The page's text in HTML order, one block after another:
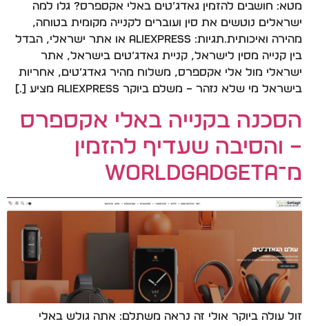
מטא: חושבים להזמין גאדג’טים באלי אקספרס? גלו למה
ישראלים נוטשים את סין ועוברים לקנייה מקומית בטוחה,
מהירה ואיכותית.תגיות: AliExpress או אתר ישראלי, הבדל
בין קנייה מסין לישראל, קניית גאדג’טים בישראל, אתר
ישראלי מול אלי אקספרס, משלוח מהיר גאדג’טים, אחריות
בישראל מי שלא נזהר – משלם ביוקר AliExpress מציע […]
הסכנה בקנייה באלי אקספרס
– והסיבה שעדיף להזמין
מ־WorldGadgeta
זול עולה ביוקר אולי זה נראה משתלם: אתה גולש באלי